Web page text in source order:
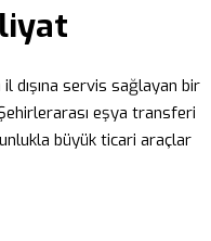
dışına servis sağlayan bir
eşya transferi
büyük ticari araçlar